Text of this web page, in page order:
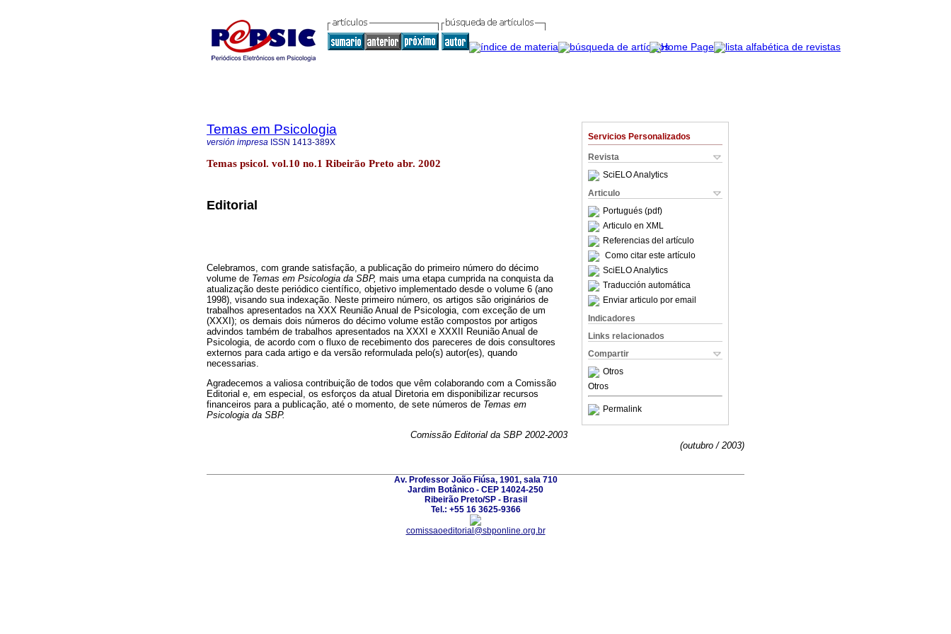
Servicios Personalizados
Revista
SciELO Analytics
Articulo
Portugués (pdf)
Articulo en XML
Referencias del artículo
Como citar este artículo
SciELO Analytics
Traducción automática
Enviar articulo por email
Indicadores
Links relacionados
Compartir
Otros
Otros
Permalink
Temas em Psicologia
versión impresa ISSN 1413-389X
Temas psicol. vol.10 no.1 Ribeirão Preto abr. 2002
Editorial
Celebramos, com grande satisfação, a publicação do primeiro número do décimo
volume de Temas em Psicologia da SBP, mais uma etapa cumprida na conquista da
atualização deste periódico científico, objetivo implementado desde o volume 6 (ano
1998), visando sua indexação. Neste primeiro número, os artigos são originários de
trabalhos apresentados na XXX Reunião Anual de Psicologia, com exceção de um
(XXXI); os demais dois números do décimo volume estão compostos por artigos
advindos também de trabalhos apresentados na XXXI e XXXII Reunião Anual de
Psicologia, de acordo com o fluxo de recebimento dos pareceres de dois consultores
externos para cada artigo e da versão reformulada pelo(s) autor(es), quando
necessarias.
Agradecemos a valiosa contribuição de todos que vêm colaborando com a Comissão
Editorial e, em especial, os esforços da atual Diretoria em disponibilizar recursos
financeiros para a publicação, até o momento, de sete números de Temas em
Psicologia da SBP.
Comissão Editorial da SBP 2002-2003
(outubro / 2003)
Av. Professor João Fiúsa, 1901, sala 710
Jardim Botânico - CEP 14024-250
Ribeirão Preto/SP - Brasil
Tel.: +55 16 3625-9366
comissaoeditorial@sbponline.org.br